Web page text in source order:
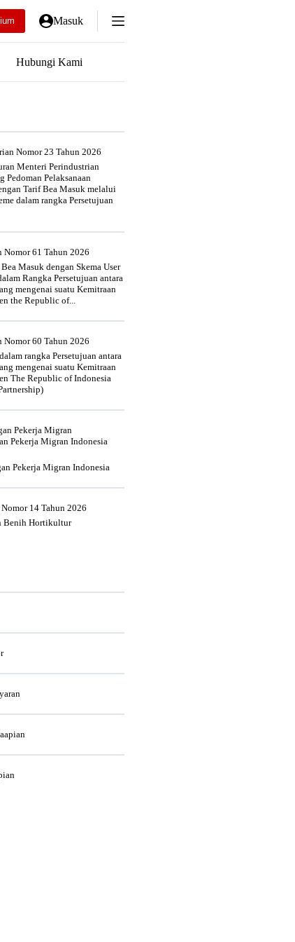
Masuk
Hubungi Kami
Nomor 23 Tahun 2026
Menteri Perindustrian
Pedoman Pelaksanaan
Tarif Bea Masuk melalui
dalam rangka Persetujuan
Nomor 61 Tahun 2026
Masuk dengan Skema User
Rangka Persetujuan antara
mengenai suatu Kemitraan
the Republic of...
Nomor 60 Tahun 2026
rangka Persetujuan antara
mengenai suatu Kemitraan
The Republic of Indonesia
Pekerja Migran
Pekerja Migran Indonesia
Pekerja Migran Indonesia
14 Tahun 2026
Benih Hortikultur